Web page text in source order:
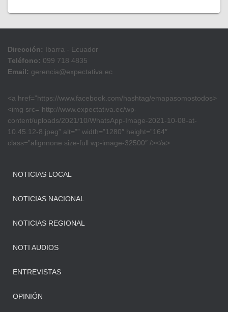
Dirección: Ibarra - Ecuador
Teléfono: 099 718 4835
Email: gerencia@expectativa.ec
<a href=”https://www.facebook.com/hashtag/emapasomostodos>
<img src=”http://www.expectativa.ec/wp-
content/uploads/2021/10/WhatsApp-Image-2021-10-08-at-
10.45.12-8.jpeg” alt=”” width=”1280″ height=”164″
class=”alignnone size-full wp-image-32500″ /></a>
NOTICIAS LOCAL
NOTICIAS NACIONAL
NOTICIAS REGIONAL
NOTI AUDIOS
ENTREVISTAS
OPINIÓN